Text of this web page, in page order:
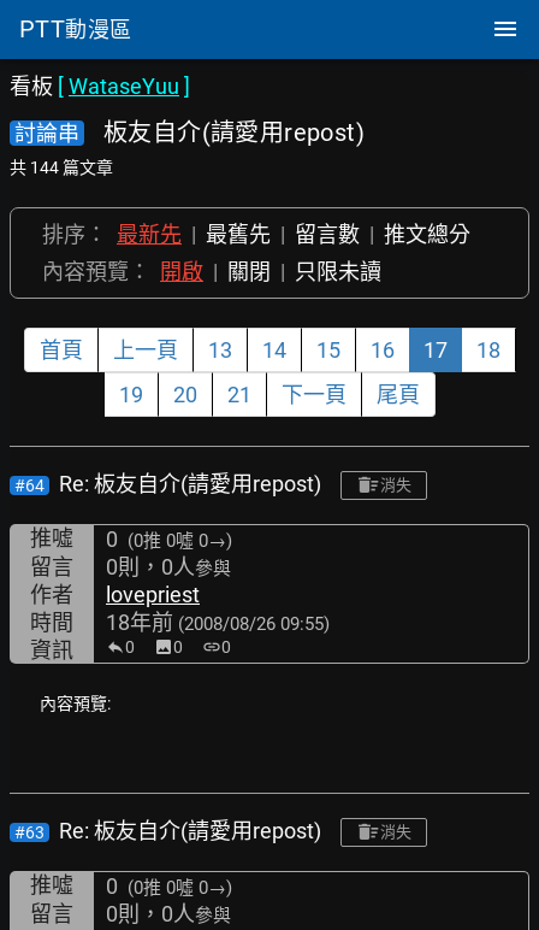
PTT動漫區
看板 [WataseYuu ]
討論串
板友自介(請愛用repost)
共 144 篇文章
排序： 最新先 | 最舊先 | 留言數 | 推文總分
內容預覽：
開啟 | 關閉 | 只限未讀
首頁 上一頁 13 14 15 16 17
18
19
20 21 下一頁 尾頁
#64 Re: 板友自介(請愛用repost) 消失
推噓 0 (0推 0噓 0→)
留言 0則，0人參與
作者
lovepriest
時間
18年前 (2008/08/26 09:55)
資訊 0 image0 link0
內容預覽:
#63 Re: 板友自介(請愛用repost) 消失
推噓 0 (0推 0噓 0→)
留言 0則，0人參與